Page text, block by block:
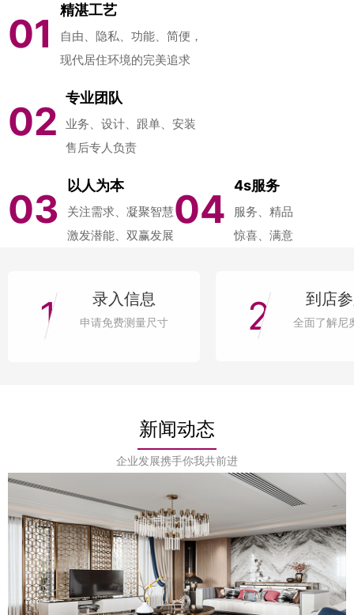
01
精湛工艺
自由、隐私、功能、简便，
现代居住环境的完美追求
02
专业团队
业务、设计、跟单、安装
售后专人负责
03
以人为本
关注需求、凝聚智慧
激发潜能、双赢发展
04
4s服务
服务、精品
惊喜、满意
1 录入信息
申请免费测量尺寸 2 到店
全面了解尼
新闻动态
企业发展携手你我共前进